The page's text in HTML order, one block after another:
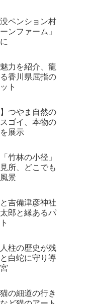
ペンション村
ンファーム」
力を紹介、龍
香川県屈指の
ト
】つやま自然の
ゴイ、本物の
展示
竹林の小径」
所、どこでも
景
吉備津彦神社
郎と縁あるパ
柱の歴史が残
白蛇に守り導
の細道の行き